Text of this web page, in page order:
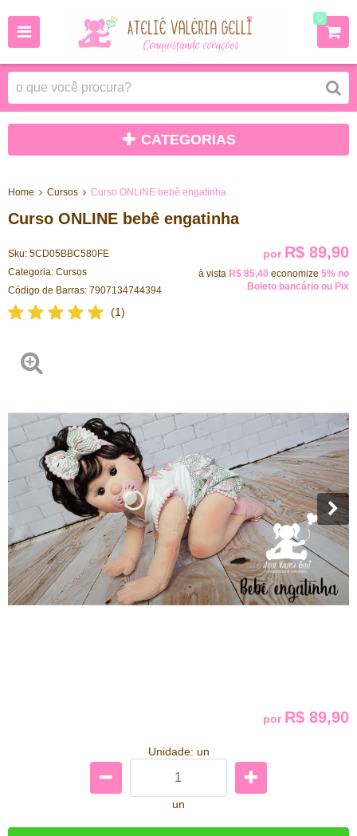
0
CATEGORIAS
Home Cursos Curso ONLINE bebê engatinha
Curso ONLINE bebê engatinha
Sku: 5CD05BBC580FE
Categoria: Cursos
Código de Barras: 7907134744394
(1)
por R$ 89,90
à vista R$ 85,40 economize 5% no
Boleto bancário ou Pix
por R$ 89,90
Unidade: un
un